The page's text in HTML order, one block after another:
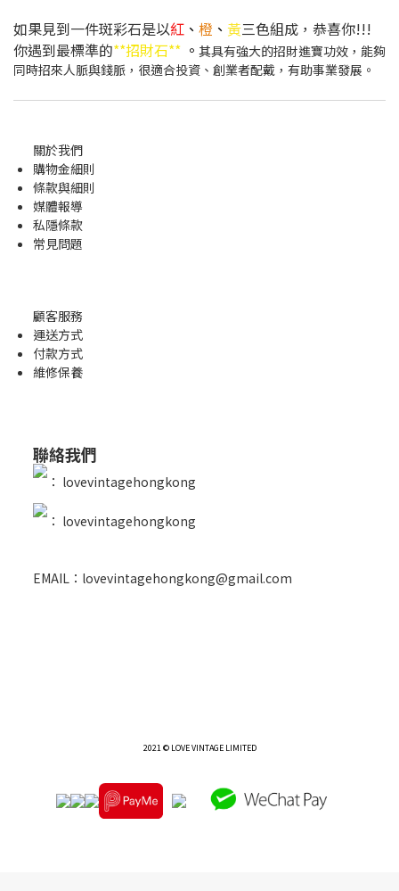
如果見到一件斑彩石是以紅 、 橙 、 黃三色組成，恭喜你!!!
你遇到最標準的**招財石** 。 其具有強大的招財進寶功效，能夠
同時招來人脈與錢脈，很適合投資、創業者配戴，有助事業發展。
關於我們
購物金細則
條款與細則
媒體報導
私隱條款
常見問題
顧客服務
運送方式
付款方式
維修保養
聯絡我們
： lovevintagehongkong
： lovevintagehongkong
EMAIL：lovevintagehongkong@gmail.com
2021 © LOVE VINTAGE LIMITED